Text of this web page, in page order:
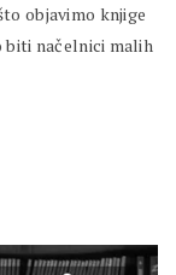
objavimo knjige
biti načelnici malih